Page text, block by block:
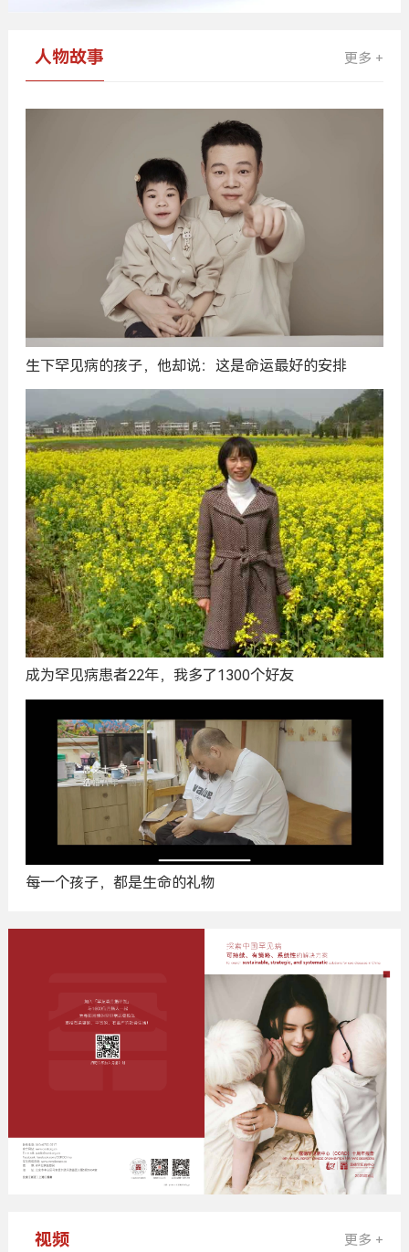
人物故事 更多 +
生下罕见病的孩子，他却说：这是命运最好的安排
成为罕见病患者22年，我多了1300个好友
每一个孩子，都是生命的礼物
视频 更多 +